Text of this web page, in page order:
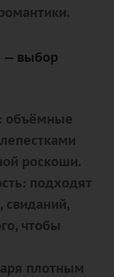
— выбор
: объёмные
роскоши.
: подходят
чтобы
плотным